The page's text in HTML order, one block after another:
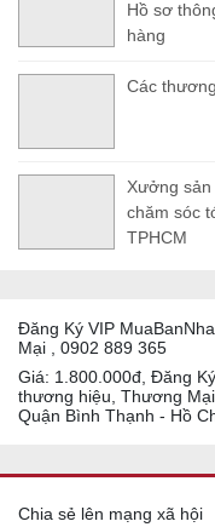
Hồ sơ
hàng
Các
Xưởng sản
chăm sóc
TPHCM
Đăng Ký VIP
Mại , 0902 889 365
Giá: 1.800.000đ, Đăng
thương hiệu, Thương
Quận Bình Thạnh - Hồ
Chia sẻ lên mạng xã hội